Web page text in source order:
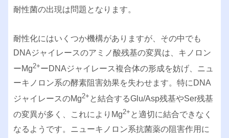
耐性菌の出現は問題となります。
耐性化にはいくつか機構がありますが、その中でも
DNAジャイレースのアミノ酸残基の変異は、キノロン
ーMg2+ーDNAジャイレース複合体の形成を妨げ、ニュ
ーキノロン系の酵素阻害効果を失わせます。特にDNA
ジャイレースのMg2+ と結合するGlu/Asp残基やSer残基
の変異が多く、これによりMg2+ と適切に結合できなく
なるようです。ニューキノロン系抗菌薬の阻害作用に